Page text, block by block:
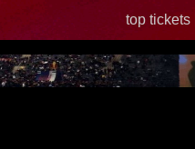
top tickets |